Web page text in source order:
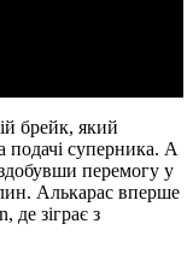
брейк, який
подачі суперника. А
перемогу у
Алькарас вперше
де зіграє з